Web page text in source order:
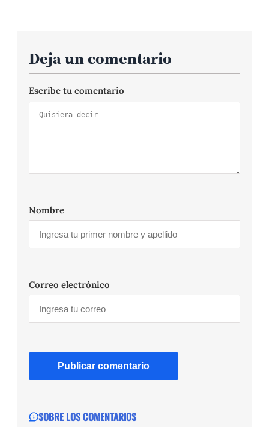
Deja un comentario
Escribe tu comentario
Nombre
Correo electrónico
SOBRE LOS COMENTARIOS